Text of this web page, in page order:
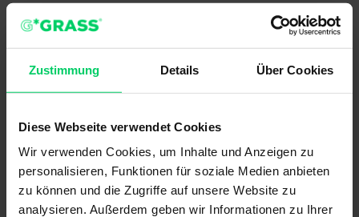
Zustimmung Details Über Cookies
Diese Webseite verwendet Cookies
Wir verwenden Cookies, um Inhalte und Anzeigen zu
personalisieren, Funktionen für soziale Medien anbieten
zu können und die Zugriffe auf unsere Website zu
analysieren. Außerdem geben wir Informationen zu Ihrer